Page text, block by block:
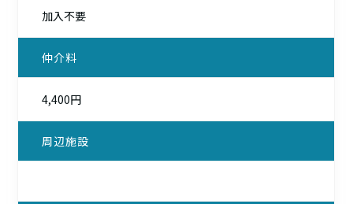
加入不要
仲介料
4,400円
周辺施設